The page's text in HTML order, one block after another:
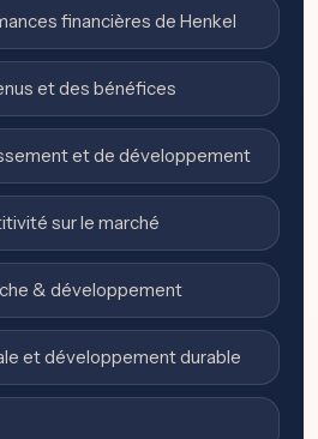
financières de Henkel
et des bénéfices
et de développement
sur le marché
& développement
et développement durable